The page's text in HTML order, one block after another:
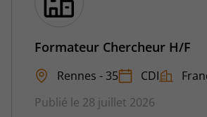
Formateur Chercheur H/F
Rennes - 35 CDI
Publié le 28 juillet 2026